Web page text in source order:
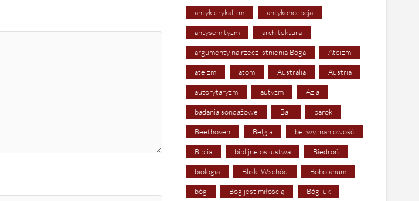
antyklerykalizm antykoncepcja
antysemityzm architektura
argumenty na rzecz istnienia Boga Ateizm
ateizm atom Australia Austria
autorytaryzm autyzm Azja
badania sondażowe Bali barok
Beethoven Belgia bezwyznaniowość
Biblia biblijne oszustwa Biedroń
biologia Bliski Wschód Bobolanum
bóg Bóg jest miłością Bóg luk